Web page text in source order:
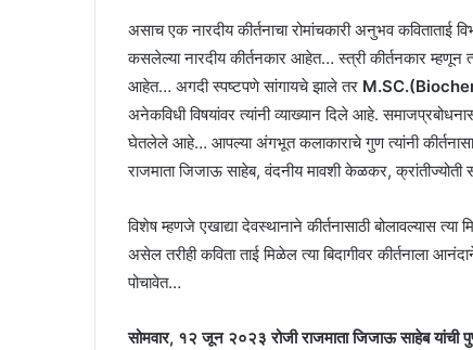
असाच एक नारदीय कीर्तनाचा रोमांचकारी अनुभव कविताताई
कसलेल्या नारदीय कीर्तनकार आहेत… स्त्री कीर्तनकार
आहेत… अगदी स्पष्टपणे सांगायचे झाले तर
अनेकविधी विषयांवर त्यांनी व्याख्यान दिले आहे.
घेतलेले आहे… आपल्या अंगभूत कलाकाराचे गुण त्यांनी
राजमाता जिजाऊ साहेब, वंदनीय मावशी केळकर, क्रांतीज्योती
विशेष म्हणजे एखाद्या देवस्थानाने कीर्तनासाठी बोलावल्यास
असेल तरीही कविता ताई मिळेल त्या बिदागीवर कीर्तनाला
पोचावेत…
सोमवार, १२ जून २०२३ रोजी राजमाता जिजाऊ साहेब यांची